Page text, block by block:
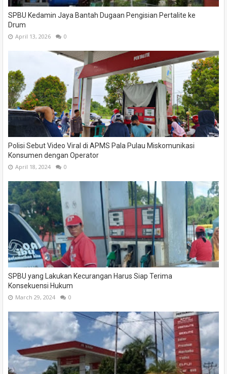
SPBU Kedamin Jaya Bantah Dugaan Pengisian Pertalite ke
Drum
April 13, 2026 0
Polisi Sebut Video Viral di APMS Pala Pulau Miskomunikasi
Konsumen dengan Operator
April 18, 2024 0
SPBU yang Lakukan Kecurangan Harus Siap Terima
Konsekuensi Hukum
March 29, 2024 0